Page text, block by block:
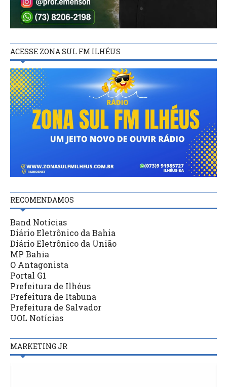
ACESSE ZONA SUL FM ILHÉUS
RECOMENDAMOS
Band Notícias
Diário Eletrônico da Bahia
Diário Eletrônico da União
MP Bahia
O Antagonista
Portal G1
Prefeitura de Ilhéus
Prefeitura de Itabuna
Prefeitura de Salvador
UOL Notícias
MARKETING JR